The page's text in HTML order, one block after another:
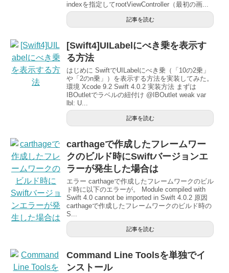
indexを指定してrootViewController（最初の画...
記事を読む
[Swift4]UILabelにべき乗を表示す
る方法
はじめに SwiftでUILabelにべき乗（「10の2乗」
や「2のn乗」）を表示する方法を実装してみた。
環境 Xcode 9.2 Swift 4.0.2 実装方法 まずは
IBOutletでラベルの紐付け @IBOutlet weak var
lbl: U...
記事を読む
carthageで作成したフレームワー
クのビルド時にSwiftバージョンエ
ラーが発生した場合は
エラー carthageで作成したフレームワークのビル
ド時に以下のエラーが。 Module compiled with
Swift 4.0 cannot be imported in Swift 4.0.2 原因
carthageで作成したフレームワークのビルド時の
S...
記事を読む
Command Line Toolsを単独でイ
ンストール